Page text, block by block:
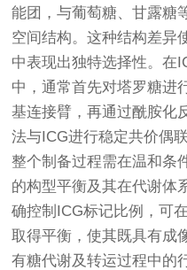
能团，与葡萄糖、甘露糖
空间结构。这种结构差异
中表现出独特选择性。在
中，通常首先对塔罗糖进
基连接臂，再通过酰胺化
法与ICG进行稳定共价偶联
整个制备过程需在温和条
的构型平衡及其在代谢体
确控制ICG标记比例，可
取得平衡，使其既具有成
有糖代谢及转运过程中的